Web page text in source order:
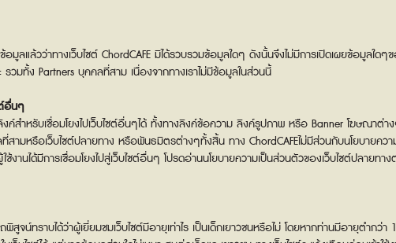
มูลแล้วว่าทางเว็บไซต์ ChordCAFE มิได้รวบรวมข้อมูลใดๆ ดังนั้นจึงไม่มีการเปิดเผยข้อมูลใดๆข
วมทั้ง Partners บุคคลที่สาม เนื่องจากทางเราไม่มีข้อมูลในส่วนนี้
ต์อื่นๆ
ลิงค์สำหรับเชื่อมโยงไปเว็บไซต์อื่นๆได้ ทั้งทางลิงค์ข้อความ ลิงค์รูปภาพ หรือ Banner โฆษณาต่า
สามหรือเว็บไซต์ปลายทาง หรือพันธมิตรต่างๆทั้งสิ้น ทาง ChordCAFEไม่มีส่วนกับนโยบายคว
งานได้มีการเชื่อมโยงไปสู่เว็บไซต์อื่นๆ โปรดอ่านนโยบายความเป็นส่วนตัวของเว็บไซต์ปลายทาง
พิสูจน์ทราบได้ว่าผู้เยี่ยมชมเว็บไซต์มีอายุเท่าไร เป็นเด็กเยาวชนหรือไม่ โดยหากท่านมีอายุตำกว่